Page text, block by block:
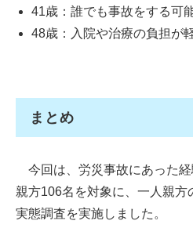
41歳：誰でも事故をする可
48歳：入院や治療の負担が
まとめ
今回は、労災事故にあった経
親方106名を対象に、一人親方
実態調査を実施しました。